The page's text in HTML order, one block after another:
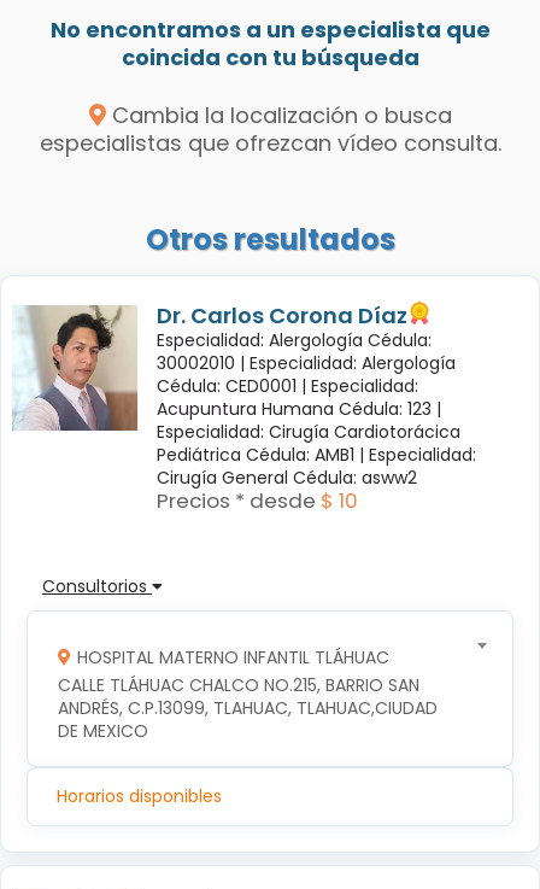
No encontramos a un especialista que
coincida con tu búsqueda
Cambia la localización o busca
especialistas que ofrezcan vídeo consulta.
Otros resultados
Dr. Carlos Corona Díaz
Especialidad: Alergología Cédula:
30002010 | Especialidad: Alergología
Cédula: CED0001 | Especialidad:
Acupuntura Humana Cédula: 123 |
Especialidad: Cirugía Cardiotorácica
Pediátrica Cédula: AMB1 | Especialidad:
Cirugía General Cédula: asww2
Precios * desde $ 10
Consultorios
HOSPITAL MATERNO INFANTIL TLÁHUAC
CALLE TLÁHUAC CHALCO NO.215, BARRIO SAN
ANDRÉS, C.P.13099, TLAHUAC, TLAHUAC,CIUDAD
DE MEXICO
Horarios disponibles